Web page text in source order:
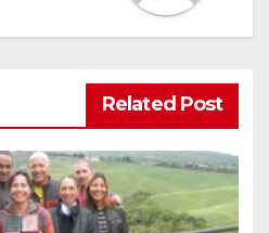
Related Post